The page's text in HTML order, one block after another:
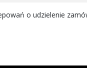
o udzielenie